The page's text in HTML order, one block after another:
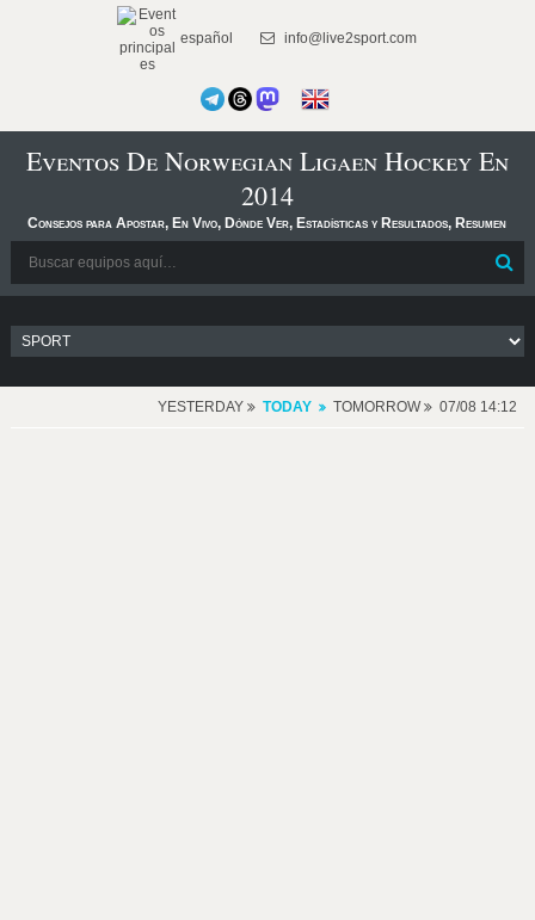
español info@live2sport.com
Eventos De Norwegian Ligaen Hockey En
2014
Consejos para Apostar, En Vivo, Dónde Ver, Estadísticas y Resultados, Resumen
YESTERDAY TODAY TOMORROW 07/08 14:12